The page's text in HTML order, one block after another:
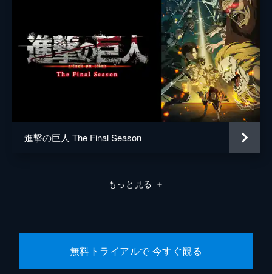
進撃の巨人 The Final Season
もっと見る ＋
無料トライアルで 今すぐ観る